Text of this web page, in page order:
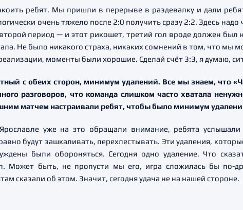
ребят. Мы пришли в перерыве в раздевалку и дали
очень тяжело после 2:0 получить сразу 2:2. Здесь
период — и этот рикошет, третий гол вроде должен был
Не было никакого страха, никаких сомнений в том, что мы
моменты были хорошие. Сделай счёт 3:3, я думаю,
с обеих сторон, минимум удалений. Все мы знаем, что
разговоров, что команда слишком часто хватала
матчем настраивали ребят, чтобы было минимум
уже на это обращали внимание, ребята
будут зашкаливать, перехлестывать. Эти удаления,
были обороняться. Сегодня одно удаление. Что
Может быть, не пропусти мы его, игра сложилась бы по-
сказали об этом. Значит, сегодня удача не на нашей стороне.